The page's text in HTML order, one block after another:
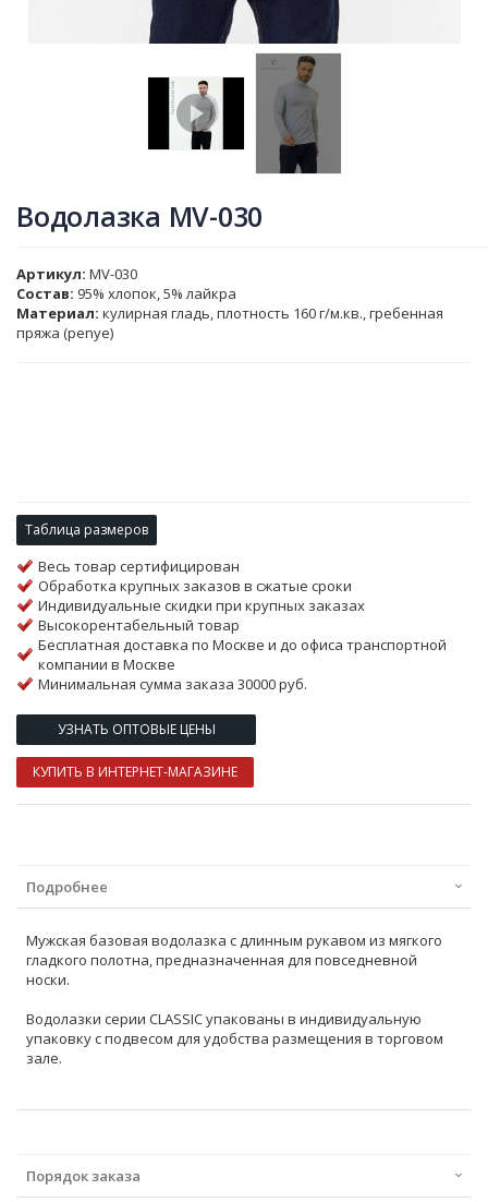
Водолазка MV-030
Артикул MV-030
Состав: 95% хлопок, 5% лайкра
Материал: кулирная гладь, плотность 160 г/м.кв., гребенная
пряжа (penye)
Таблица размеров
Весь товар сертифицирован
Обработка крупных заказов в сжатые сроки
Индивидуальные скидки при крупных заказах
Высокорентабельный товар
Бесплатная доставка по Москве и до офиса транспортной
компании в Москве
Минимальная сумма заказа 30000 руб.
УЗНАТЬ ОПТОВЫЕ ЦЕНЫ
КУПИТЬ В ИНТЕРНЕТ-МАГАЗИНЕ
Подробнее
Мужская базовая водолазка с длинным рукавом из мягкого
гладкого полотна, предназначенная для повседневной
носки.
Водолазки серии CLASSIC упакованы в индивидуальную
упаковку с подвесом для удобства размещения в торговом
зале.
Порядок заказа